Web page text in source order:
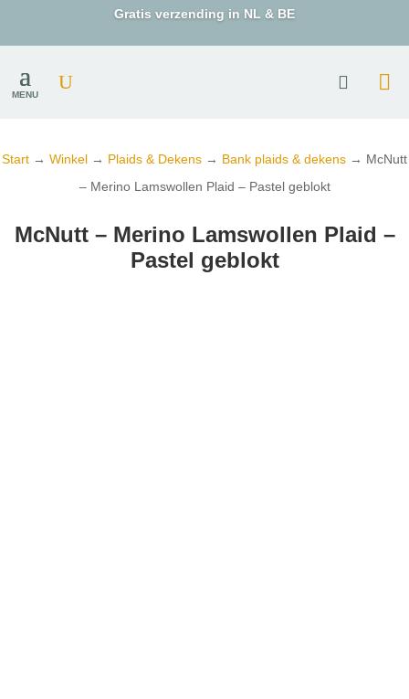
Gratis verzending in NL & BE
MENU
Start → Winkel → Plaids & Dekens → Bank plaids & dekens → McNutt
– Merino Lamswollen Plaid – Pastel geblokt
McNutt – Merino Lamswollen Plaid –
Pastel geblokt